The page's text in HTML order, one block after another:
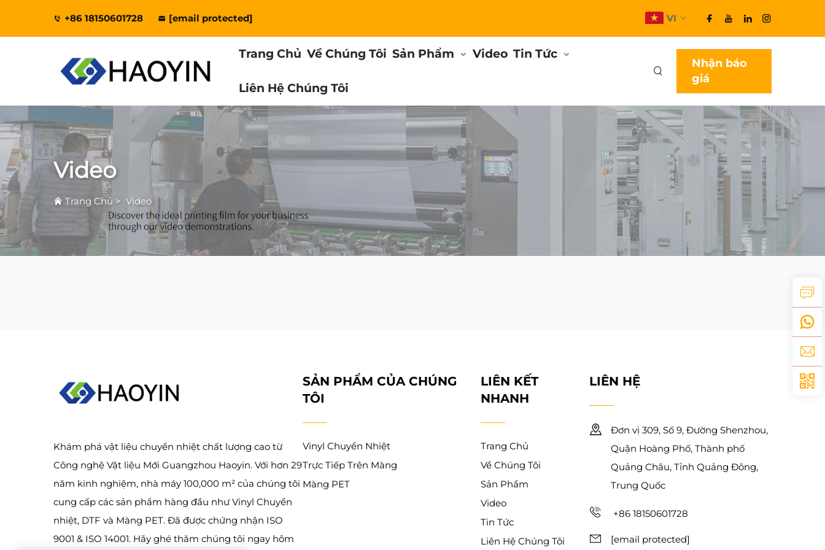
+86 18150601728 [email protected] VI
Trang Chủ Về Chúng Tôi Sản Phẩm Video Tin Tức
Liên Hệ Chúng Tôi
Nhận báo
giá
Video
Trang Chủ > Video
Khám phá vật liệu chuyển nhiệt chất lượng cao từ
Công nghệ Vật liệu Mới Guangzhou Haoyin. Với hơn 29
năm kinh nghiệm, nhà máy 100,000 m² của chúng tôi
cung cấp các sản phẩm hàng đầu như Vinyl Chuyển
nhiệt, DTF và Màng PET. Đã được chứng nhận ISO
9001 & ISO 14001. Hãy ghé thăm chúng tôi ngay hôm
SẢN PHẨM CỦA CHÚNG
TÔI
Vinyl Chuyển Nhiệt
Trực Tiếp Trên Màng
Màng PET
LIÊN KẾT
NHANH
Trang Chủ
Về Chúng Tôi
Sản Phẩm
Video
Tin Tức
Liên Hệ Chúng Tôi
LIÊN HỆ
Đơn vị 309, Số 9, Đường Shenzhou,
Quận Hoàng Phố, Thành phố
Quảng Châu, Tỉnh Quảng Đông,
Trung Quốc
+86 18150601728
[email protected]